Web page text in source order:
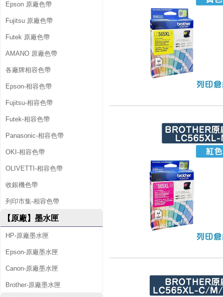
Epson 原廠色帶
Fujitsu 原廠色帶
Futek 原廠色帶
AMANO 原廠色帶
各廠牌相容色帶
Epson-相容色帶
Fujitsu-相容色帶
Futek-相容色帶
Panasonic-相容色帶
OKI-相容色帶
OLIVETTI-相容色帶
收銀機色帶
列印市集-相容色帶
【原廠】墨水匣
HP-原廠墨水匣
Epson-原廠墨水匣
Canon-原廠墨水匣
Brother-原廠墨水匣